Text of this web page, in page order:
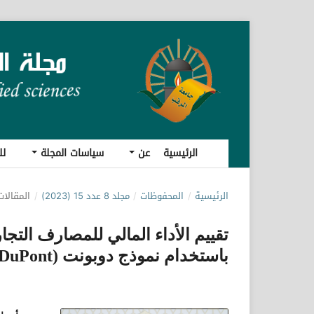
الرئيسية عن سياسات المجلة
الرئيسية / المحفوظات / مجلد 8 عدد 15 (2023) /
تقييم الأداء المالي للمصارف
باستخدام نموذج دوبونت (DuPont) "دراسة تحليلية عن مصرف شمال أفريقيا"